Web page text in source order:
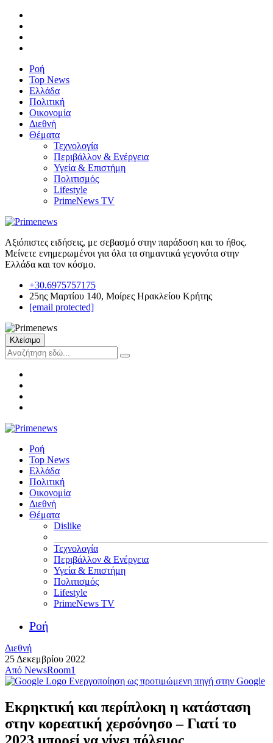
Ροή
Top News
Ελλάδα
Πολιτική
Οικονομία
Διεθνή
Θέματα
Τεχνολογία
Περιβάλλον & Ενέργεια
Υγεία & Επιστήμη
Πολιτισμός
Lifestyle
PrimeNews TV
Αξιόπιστες ειδήσεις, με σεβασμό στην παράδοση και το ήθος.
Μείνετε ενημερωμένοι για όλα τα σημαντικά γεγονότα στην
Ελλάδα και τον κόσμο.
+30.6975757175
25ης Μαρτίου 140, Μοίρες Ηρακλείου Κρήτης
[email protected]
Κλείσιμο
Ροή
Top News
Ελλάδα
Πολιτική
Οικονομία
Διεθνή
Θέματα
Dislike
Τεχνολογία
Περιβάλλον & Ενέργεια
Υγεία & Επιστήμη
Πολιτισμός
Lifestyle
PrimeNews TV
Ροή
Διεθνή
25 Δεκεμβρίου 2022
Από NewsRoom1
Ενεργοποίηση ως προτιμώμενη πηγή στην Google
Εκρηκτική και περίπλοκη η κατάσταση
στην κορεατική χερσόνησο – Γιατί το